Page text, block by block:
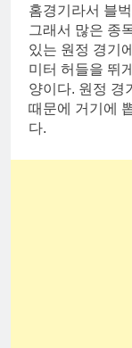
홈경기라서 블
그래서 많은 종
있는 원정 경기
미터 허들을 뛰
양이다. 원정 경
때문에 거기에
다.